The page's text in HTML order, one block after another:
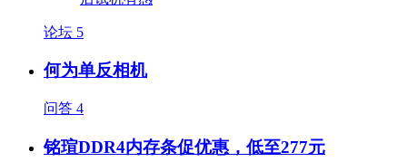
论坛 5
何为单反相机
问答 4
铭瑄DDR4内存条促优惠，低至277元